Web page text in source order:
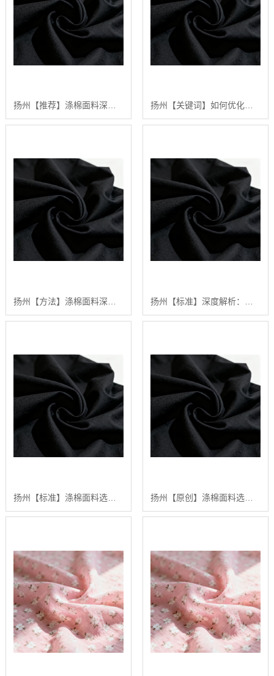
扬州【推荐】涤棉面料深度解析：构建高品质、可持续纺织品供应链的行业白皮书【精梳涤棉坯布长期供应合作案例】【什么意思?】 扬州【关键词】如何优化涤棉面料的染色效果：陕西秦塬纺织的深度技术指南【有哪些?】
扬州【标准】涤棉面料选购指南：2024年【高性价比】涤棉面料供应商排行【哪家好?】 扬州【原创】涤棉面料选购指南：2024年五大高品质涤棉面料推荐【深度解析】【怎么做?】